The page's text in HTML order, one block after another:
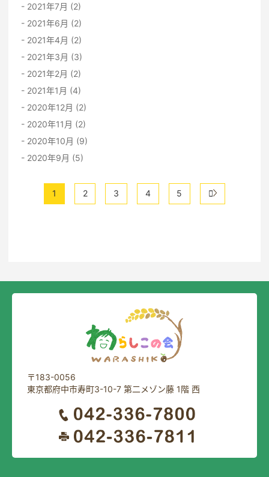
2021年7月 (2)
2021年6月 (2)
2021年4月 (2)
2021年3月 (3)
2021年2月 (2)
2021年1月 (4)
2020年12月 (2)
2020年11月 (2)
2020年10月 (9)
2020年9月 (5)
1 2 3 4 5
〒183-0056
東京都府中市寿町3-10-7 第二メゾン藤 1階 西